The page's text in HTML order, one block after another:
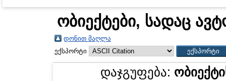
ობიექტები, სადაც
დონით მაღლა
ექსპორტი
დაჯგუფება: